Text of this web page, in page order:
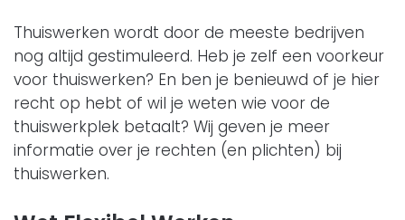
Thuiswerken wordt door de meeste bedrijven
nog altijd gestimuleerd. Heb je zelf een voorkeur
voor thuiswerken? En ben je benieuwd of je hier
recht op hebt of wil je weten wie voor de
thuiswerkplek betaalt? Wij geven je meer
informatie over je rechten (en plichten) bij
thuiswerken.